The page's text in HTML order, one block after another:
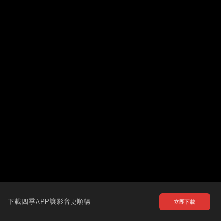
下載四季APP讓影音更順暢 立即下載